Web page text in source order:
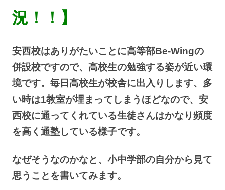
況！！】
安西校はありがたいことに高等部Be-Wingの
併設校ですので、高校生の勉強する姿が近い環
境です。毎日高校生が校舎に出入りします、多
い時は1教室が埋まってしまうほどなので、安
西校に通ってくれている生徒さんはかなり頻度
を高く通塾している様子です。
なぜそうなのかなと、小中学部の自分から見て
思うことを書いてみます。